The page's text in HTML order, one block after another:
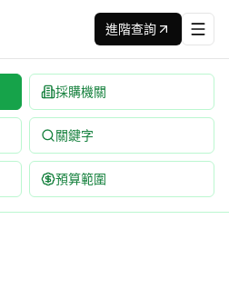
進階查詢
採購機關
關鍵字
預算範圍